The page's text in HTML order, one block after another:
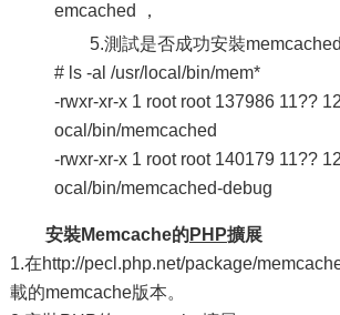
emcached ，
5.測試是否成功安裝memcached
# ls -al /usr/local/bin/mem*
-rwxr-xr-x 1 root root 137986 11??
ocal/bin/memcached
-rwxr-xr-x 1 root root 140179 11??
ocal/bin/memcached-debug
安裝Memcache的PHP擴展
1.在http://pecl.php.net/package/
載的memcache版本。